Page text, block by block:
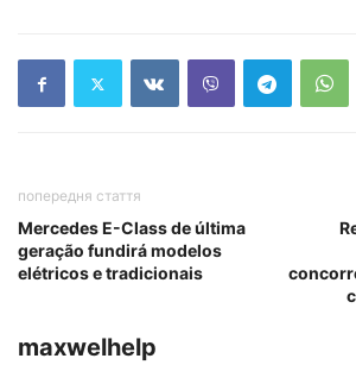
попередня стаття
Mercedes E-Class de última
geração fundirá modelos
elétricos e tradicionais
maxwelhelp